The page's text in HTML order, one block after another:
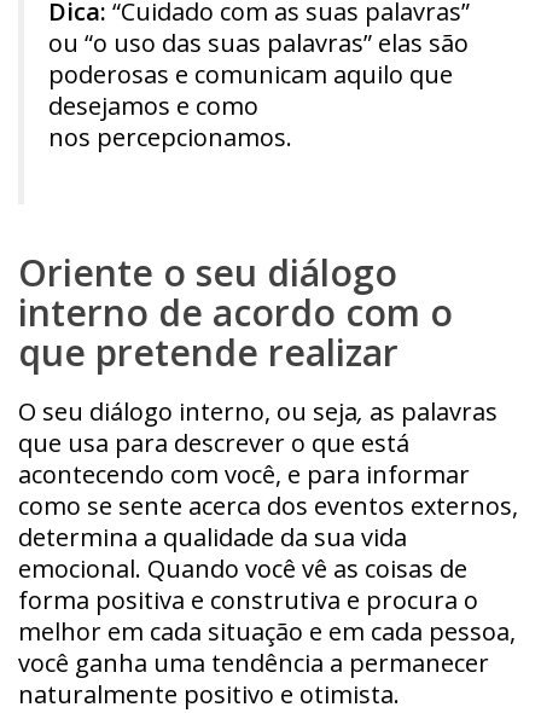
Dica: “Cuidado com as suas palavras”
ou “o uso das suas palavras” elas são
poderosas e comunicam aquilo que
desejamos e como
nos percepcionamos.
Oriente o seu diálogo
interno de acordo com o
que pretende realizar
O seu diálogo interno, ou seja, as palavras
que usa para descrever o que está
acontecendo com você, e para informar
como se sente acerca dos eventos externos,
determina a qualidade da sua vida
emocional. Quando você vê as coisas de
forma positiva e construtiva e procura o
melhor em cada situação e em cada pessoa,
você ganha uma tendência a permanecer
naturalmente positivo e otimista.